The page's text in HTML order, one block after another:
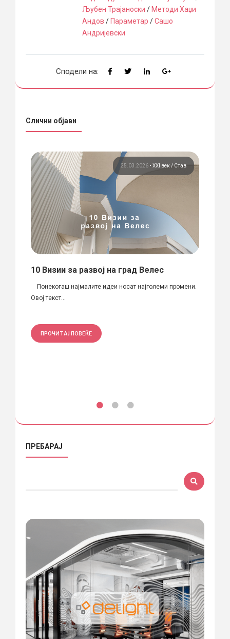
Љубен Трајаноски / Методи Хаџи
Андов / Параметар /Сашо
Андријевски
Сподели на:
Слични објави
25.03.2026 • XXI век Став
10 Визии за развој на град Велес
Понекогаш најмалите идеи носат најголеми промени.
Овој текст...
ПРОЧИТАЈ ПОВЕЌЕ
ПРЕБАРАЈ